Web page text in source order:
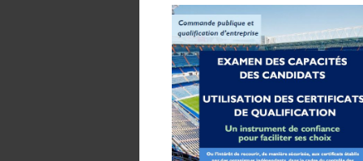
exigences
les
Assurer la